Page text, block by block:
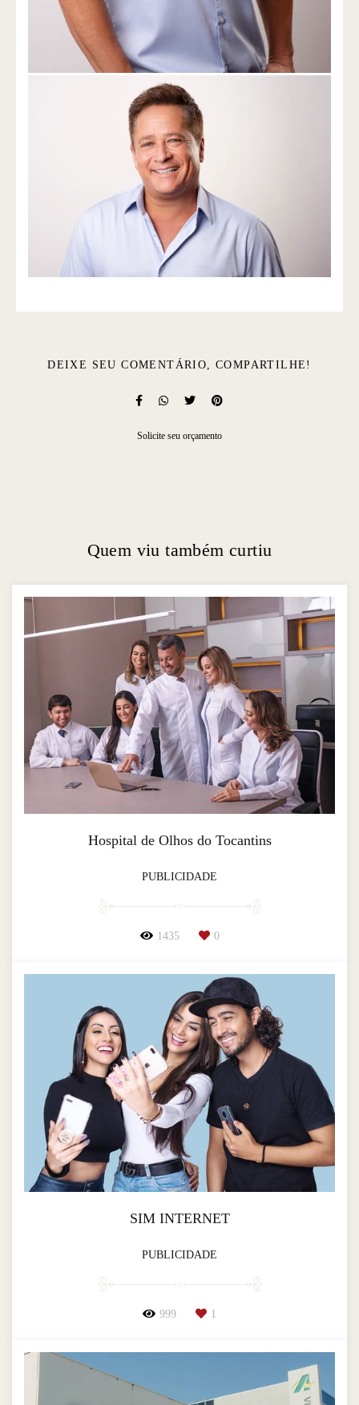
DEIXE SEU COMENTÁRIO, COMPARTILHE!
Solicite seu orçamento
Quem viu também curtiu
Hospital de Olhos do Tocantins
PUBLICIDADE
1435 0
SIM INTERNET
PUBLICIDADE
999 1